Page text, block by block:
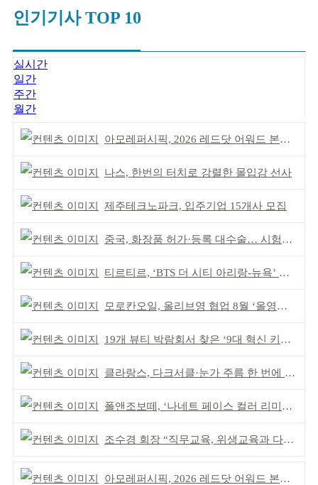
인기기사 TOP 10
실시간
일간
주간
월간
아모레퍼시픽, 2026 레드닷 어워드 본상 2개 수상
나스, 한번의 터치로 강렬한 몰입감 선사
제주테크노파크, 입주기업 15개사 모집
중국, 화장품 허가·등록 대수술… 시험자료 공용 허용
티르티르, ‘BTS 더 시티 아리랑-뉴욕’ 참여
모로칸오일, 올리브영 협업 8월 ‘올영픽’ 선정
19개 뷰티 박람회서 찾은 ‘9대 혁신 키워드’
클라랑스, 다크서클·눈가 주름 한 번에 더블 케어
폴앤조보떼, ‘나네트 페이스 컬러 리미티드’ 출시
조수경 회장 “직무교육, 위생교육과 다르다”
아모레퍼시픽, 2026 레드닷 어워드 본상 2개 수상